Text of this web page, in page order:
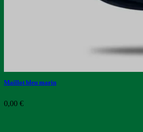
Maillot bleu marin
0,00 €